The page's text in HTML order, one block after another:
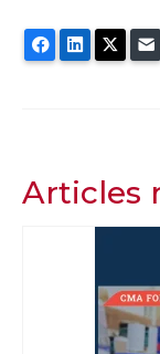
FacebookLinkedIn
Articles